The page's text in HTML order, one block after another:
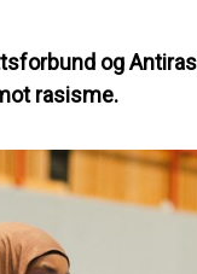
og
rasisme.